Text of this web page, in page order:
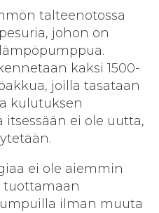
talteenotossa
johon on
kaksi 1500-
joilla tasataan
kulutuksen
ei ole uutta,
ei ole aiemmin
tuottamaan
ilman muuta